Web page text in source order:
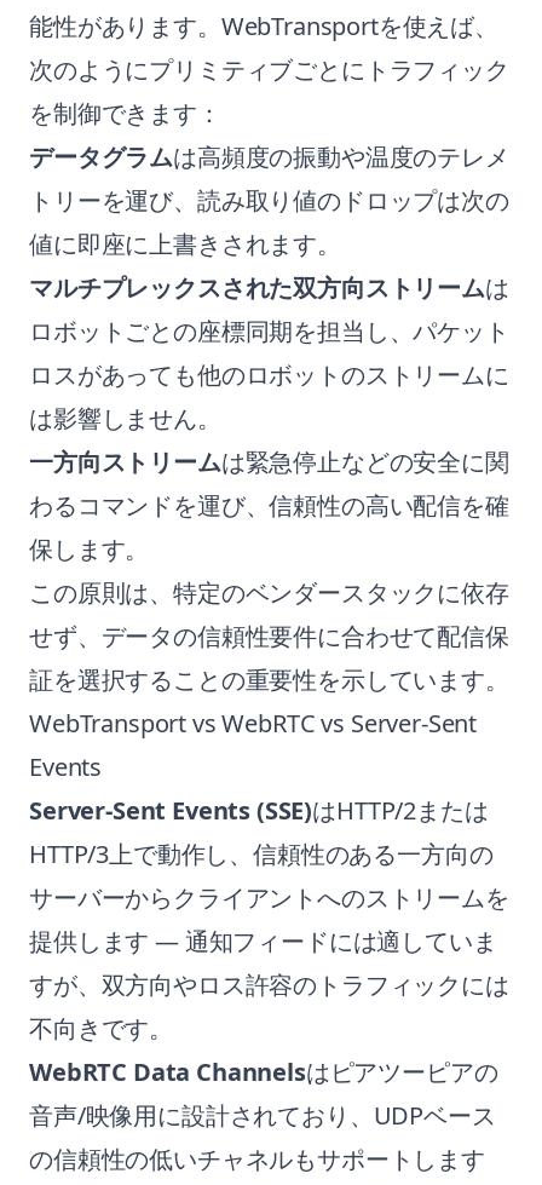
能性があります。WebTransportを使えば、
次のようにプリミティブごとにトラフィック
を制御できます：
データグラムは高頻度の振動や温度のテレメ
トリーを運び、読み取り値のドロップは次の
値に即座に上書きされます。
マルチプレックスされた双方向ストリームは
ロボットごとの座標同期を担当し、パケット
ロスがあっても他のロボットのストリームに
は影響しません。
一方向ストリームは緊急停止などの安全に関
わるコマンドを運び、信頼性の高い配信を確
保します。
この原則は、特定のベンダースタックに依存
せず、データの信頼性要件に合わせて配信保
証を選択することの重要性を示しています。
WebTransport vs WebRTC vs Server-Sent
Events
Server-Sent Events (SSE)はHTTP/2または
HTTP/3上で動作し、信頼性のある一方向の
サーバーからクライアントへのストリームを
提供します — 通知フィードには適していま
すが、双方向やロス許容のトラフィックには
不向きです。
WebRTC Data Channelsはピアツーピアの
音声/映像用に設計されており、UDPベース
の信頼性の低いチャネルもサポートします